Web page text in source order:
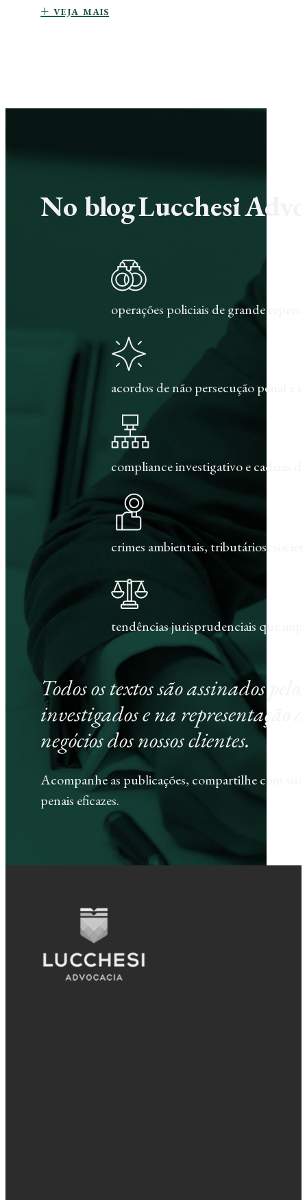
+ veja mais
No blog Lucchesi
operações policiais de grande
acordos de não persecução penal e
compliance investigativo e cadeias
crimes ambientais, tributários,
tendências jurisprudenciais que
Todos os textos são assinados
investigados e na representação
negócios dos nossos clientes.
Acompanhe as publicações, compartilhe com
penais eficazes.